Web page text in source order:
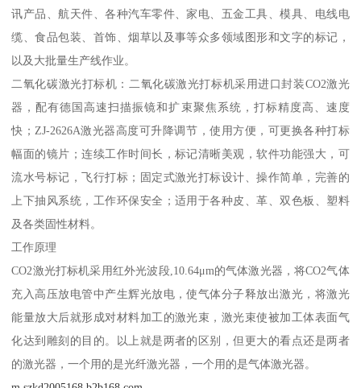
讯产品、航天件、各种汽车零件、家电、五金工具、模具、电线电
缆、食品包装、首饰、烟草以及事等众多领域图形和文字的标记，
以及大批量生产线作业。
二氧化碳激光打标机：二氧化碳激光打标机采用进口封装CO2激光
器，配有德国高速扫描振镜和扩束聚焦系统，打标精度高、速度
快；ZJ-2626A激光器高度可升降调节，使用方便，可更换各种打标
幅面的镜片；连续工作时间长，标记清晰美观，软件功能强大，可
流水号标记，飞行打标；固定式激光打标设计、操作简单，完善的
上下抽风系统，工作环保安全；适用于各种皮、革、双色板、塑料
及各类固性材料。
工作原理
CO2激光打标机采用红外光波段,10.64μm的气体激光器，将CO2气体
充入高压放电管中产生辉光放电，使气体分子释放出激光，将激光
能量放大后就形成对材料加工的激光束，激光束使被加工体表面气
化达到雕刻的目的。以上就是两者的区别，但更大的看点还是两者
的激光器，一个用的是光纤激光器，一个用的是气体激光器。